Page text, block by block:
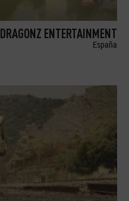
DRAGONZ ENTERTAINMENT
España